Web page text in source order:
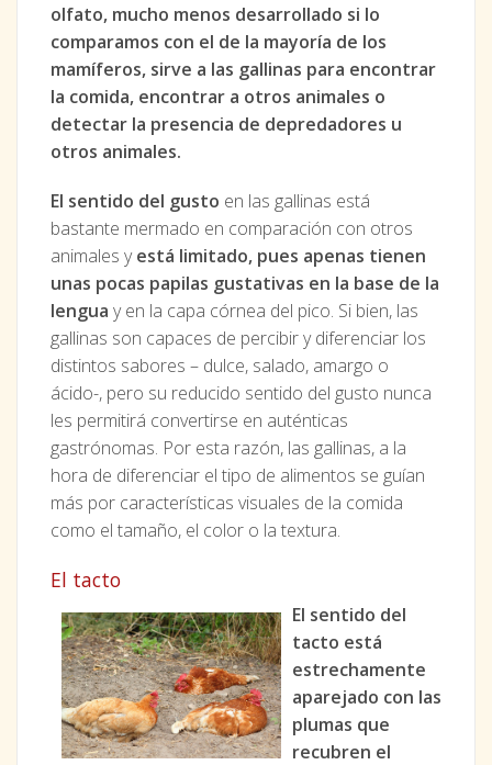
olfato, mucho menos desarrollado si lo
comparamos con el de la mayoría de los
mamíferos, sirve a las gallinas para encontrar
la comida, encontrar a otros animales o
detectar la presencia de depredadores u
otros animales.
El sentido del gusto en las gallinas está
bastante mermado en comparación con otros
animales yestá limitado, pues apenas tienen
unas pocas papilas gustativas en la base de la
lengua y en la capa córnea del pico. Si bien, las
gallinas son capaces de percibir y diferenciar los
distintos sabores – dulce, salado, amargo o
ácido-, pero su reducido sentido del gusto nunca
les permitirá convertirse en auténticas
gastrónomas. Por esta razón, las gallinas, a la
hora de diferenciar el tipo de alimentos se guían
más por características visuales de la comida
como el tamaño, el color o la textura.
El tacto
El sentido del
tacto está
estrechamente
aparejado con las
plumas que
recubren el